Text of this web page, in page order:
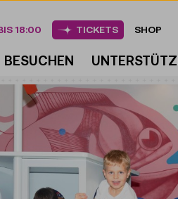
BESUCHEN
18:00 TICKETS SHOP